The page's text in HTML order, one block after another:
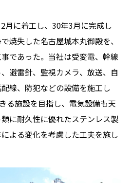
月に着工し、30年3月に完成し
焼失した名古屋城本丸御殿を、
であった。当社は受変電、幹線
避雷針、監視カメラ、放送、自
線、防犯などの設備を施工し
る施設を目指し、電気設備も天
に耐久性に優れたステンレス製
よる変化を考慮した工夫を施し